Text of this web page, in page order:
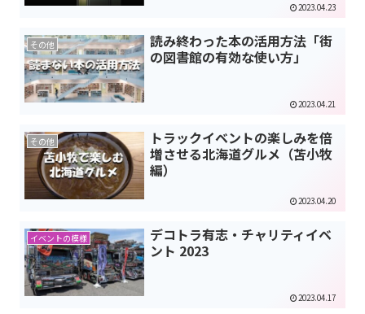
2023.04.23
その他
読み終わった本の活用方法「街
の図書館の有効な使い方」
2023.04.21
その他
トラックイベントの楽しみを倍
増させる北海道グルメ（苫小牧
編）
2023.04.20
イベントの模様
デコトラ有志・チャリティイベ
ント 2023
2023.04.17